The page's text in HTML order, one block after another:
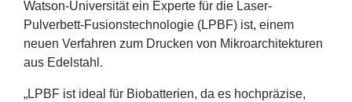
Watson-Universität ein Experte für die Laser-
Pulverbett-Fusionstechnologie (LPBF) ist, einem
neuen Verfahren zum Drucken von Mikroarchitekturen
aus Edelstahl.
„LPBF ist ideal für Biobatterien, da es hochpräzise,